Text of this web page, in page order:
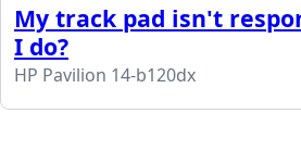
My track pad isn't
I do?
HP Pavilion 14-b120dx